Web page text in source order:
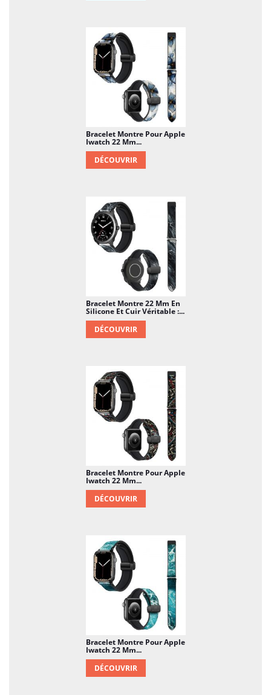
Bracelet Montre Pour Apple
Iwatch 22 Mm...
DÉCOUVRIR
Bracelet Montre 22 Mm En
Silicone Et Cuir Véritable :...
DÉCOUVRIR
Bracelet Montre Pour Apple
Iwatch 22 Mm...
DÉCOUVRIR
Bracelet Montre Pour Apple
Iwatch 22 Mm...
DÉCOUVRIR